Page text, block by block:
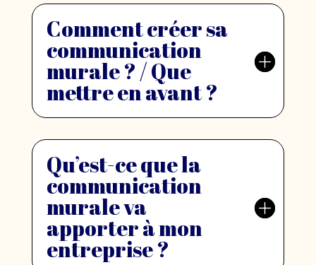
Comment créer sa
communication
murale ? / Que
mettre en avant ?
Qu’est-ce que la
communication
murale va
apporter à mon
entreprise ?